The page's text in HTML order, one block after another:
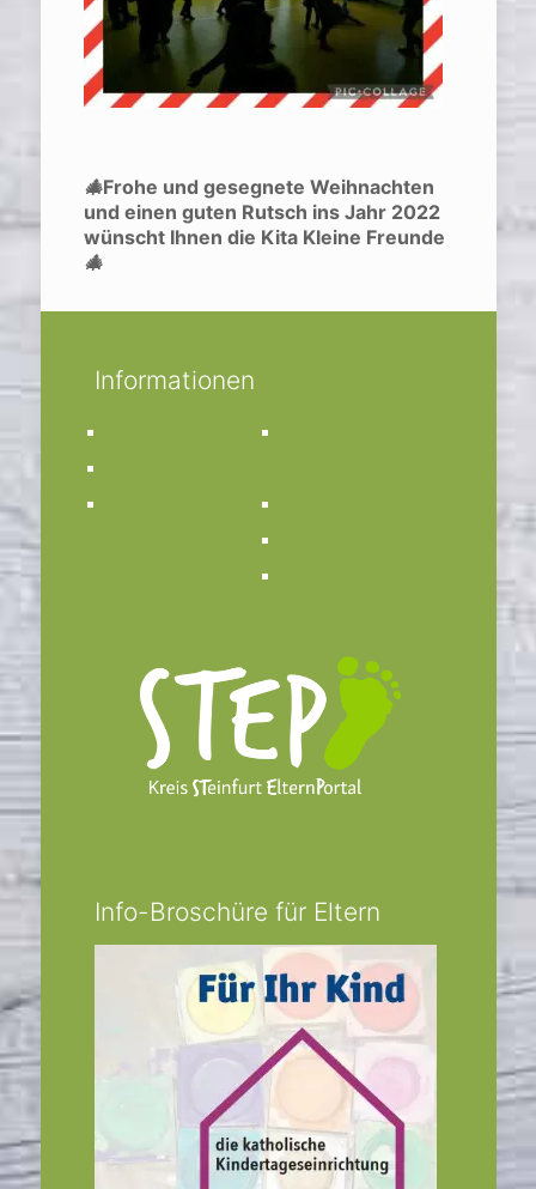
🎄Frohe und gesegnete Weihnachten
und einen guten Rutsch ins Jahr 2022
wünscht Ihnen die Kita Kleine Freunde
🎄
Informationen
Info-Broschüre für Eltern